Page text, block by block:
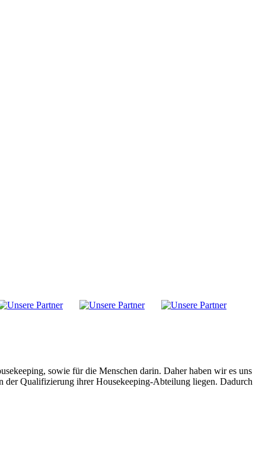
sowie für die Menschen darin. Daher haben wir es uns
der Qualifizierung ihrer Housekeeping-Abteilung liegen. Dadurch